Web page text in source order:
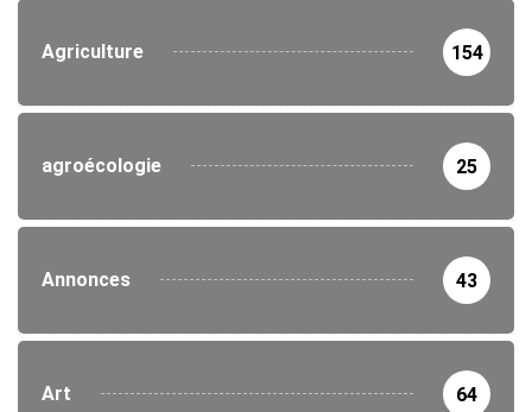
Agriculture 154
agroécologie 25
Annonces 43
Art 64